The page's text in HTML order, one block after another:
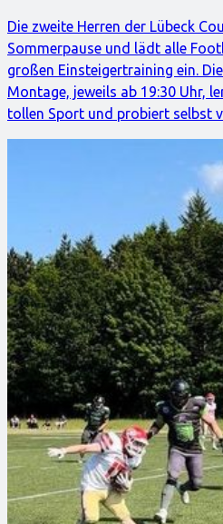
Die zweite Herren der Lübeck
Sommerpause und lädt alle
großen Einsteigertraining ein.
Montage, jeweils ab 19:30 Uhr,
tollen Sport und probiert selbst